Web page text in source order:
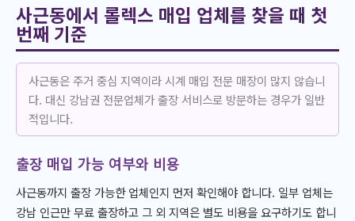
사근동에서 롤렉스 매입 업체를 찾을 때 첫
번째 기준
사근동은 주거 중심 지역이라 시계 매입 전문 매장이 많지 않습니
다. 대신 강남권 전문업체가 출장 서비스로 방문하는 경우가 일반
적입니다.
출장 매입 가능 여부와 비용
사근동까지 출장 가능한 업체인지 먼저 확인해야 합니다. 일부 업체는
강남 인근만 무료 출장하고 그 외 지역은 별도 비용을 요구하기도 합니